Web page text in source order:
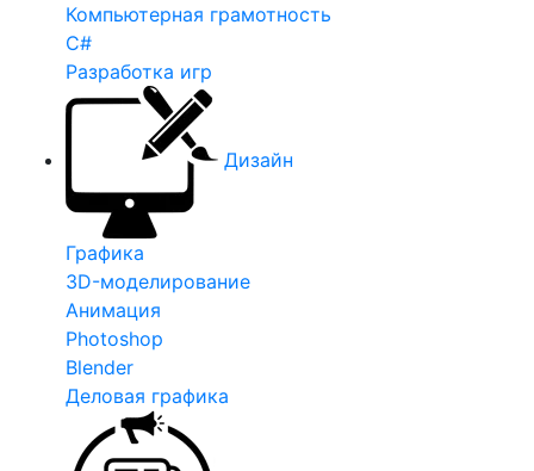
Компьютерная грамотность
C#
Разработка игр
Дизайн
Графика
3D-моделирование
Анимация
Photoshop
Blender
Деловая графика